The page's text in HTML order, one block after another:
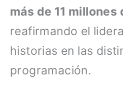
más de 11 millones
reafirmando el
historias en las
programación.